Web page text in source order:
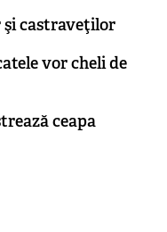
şi castraveţilor
vor cheli de
ceapa